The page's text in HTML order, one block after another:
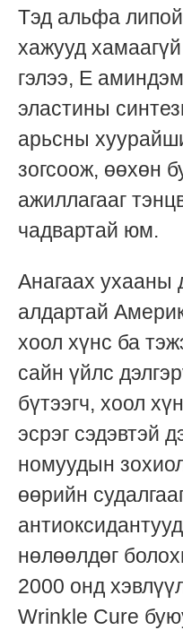
Тэд альфа
хажууд
гэлээ, Е
эластины
арьсны
зогсоож, өөхөн
ажиллагааг
чадвартай юм.
Анагаах ухааны
алдартай
хоол хүнс ба
сайн үйлс
бүтээгч, хоол
эсрэг сэдэвтэй
номуудын
өөрийн
нөлөөлдөг
2000 онд
Wrinkle Cure